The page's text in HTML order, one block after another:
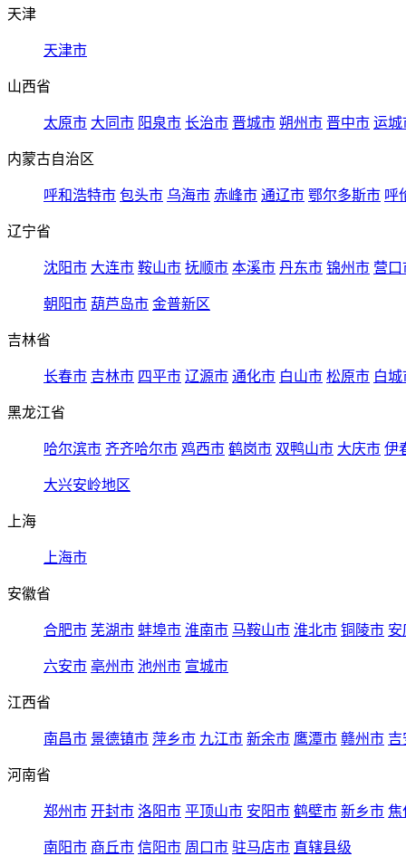
天津
天津市
山西省
太原市 大同市 阳泉市 长治市 晋城市 朔州市 晋中市 运城
内蒙古自治区
呼和浩特市 包头市 乌海市 赤峰市 通辽市 鄂尔多斯市 呼
辽宁省
沈阳市 大连市 鞍山市 抚顺市 本溪市 丹东市 锦州市 营口
朝阳市 葫芦岛市 金普新区
吉林省
长春市 吉林市 四平市 辽源市 通化市 白山市 松原市 白城
黑龙江省
哈尔滨市 齐齐哈尔市 鸡西市 鹤岗市 双鸭山市 大庆市 伊
大兴安岭地区
上海
上海市
安徽省
合肥市 芜湖市 蚌埠市 淮南市 马鞍山市 淮北市 铜陵市 安
六安市 亳州市 池州市 宣城市
江西省
南昌市 景德镇市 萍乡市 九江市 新余市 鹰潭市 赣州市 吉
河南省
郑州市 开封市 洛阳市 平顶山市 安阳市 鹤壁市 新乡市 焦
南阳市 商丘市 信阳市 周口市 驻马店市 直辖县级